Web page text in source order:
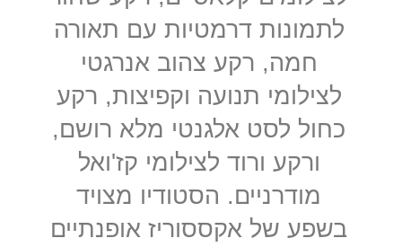
לתמונות דרמטיות עם תאורה
חמה, רקע צהוב אנרגטי
לצילומי תנועה וקפיצות, רקע
כחול לסט אלגנטי מלא רושם,
ורקע ורוד לצילומי קז'ואל
מודרניים. הסטודיו מצויד
בשפע של אקססוריז אופנתיים